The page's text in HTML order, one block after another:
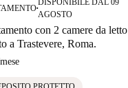
■
AGOSTO
con 2 camere da letto
a Trastevere, Roma.
mese